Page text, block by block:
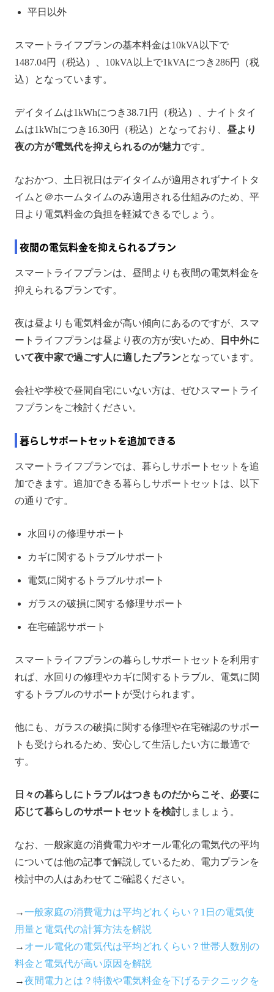
平日以外
スマートライフプランの基本料金は10kVA以下で
1487.04円（税込）、10kVA以上で1kVAにつき286円（税
込）となっています。
デイタイムは1kWhにつき38.71円（税込）、ナイトタイ
ムは1kWhにつき16.30円（税込）となっており、 昼より
夜の方が電気代を抑えられるのが魅力です。
なおかつ、土日祝日はデイタイムが適用されずナイトタ
イムと＠ホームタイムのみ適用される仕組みのため、平
日より電気料金の負担を軽減できるでしょう。
夜間の電気料金を抑えられるプラン
スマートライフプランは、昼間よりも夜間の電気料金を
抑えられるプランです。
夜は昼よりも電気料金が高い傾向にあるのですが、スマ
ートライフプランは昼より夜の方が安いため、
日中外に
いて夜中家で過ごす人に適したプランとなっています。
会社や学校で昼間自宅にいない方は、ぜひスマートライ
フプランをご検討ください。
暮らしサポートセットを追加できる
スマートライフプランでは、暮らしサポートセットを追
加できます。追加できる暮らしサポートセットは、以下
の通りです。
水回りの修理サポート
カギに関するトラブルサポート
電気に関するトラブルサポート
ガラスの破損に関する修理サポート
在宅確認サポート
スマートライフプランの暮らしサポートセットを利用す
れば、水回りの修理やカギに関するトラブル、電気に関
するトラブルのサポートが受けられます。
他にも、ガラスの破損に関する修理や在宅確認のサポー
トも受けられるため、安心して生活したい方に最適で
す。
日々の暮らしにトラブルはつきものだからこそ、必要に
応じて暮らしのサポートセットを検討しましょう。
なお、一般家庭の消費電力やオール電化の電気代の平均
については他の記事で解説しているため、電力プランを
検討中の人はあわせてご確認ください。
→一般家庭の消費電力は平均どれくらい？1日の電気使
用量と電気代の計算方法を解説
→ オール電化の電気代は平均どれくらい？世帯人数別の
料金と電気代が高い原因を解説
→夜間電力とは？特徴や電気料金を下げるテクニックを